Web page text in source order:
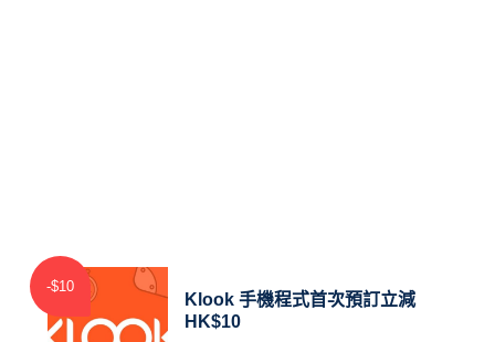
-$10
Klook 手機程式首次預訂立減
HK$10